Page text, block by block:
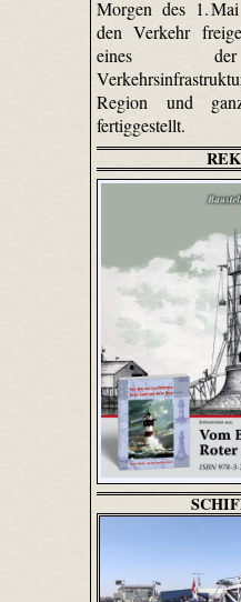
Morgen des 1.
den Verkehr
eines der
Region und
fertiggestellt.